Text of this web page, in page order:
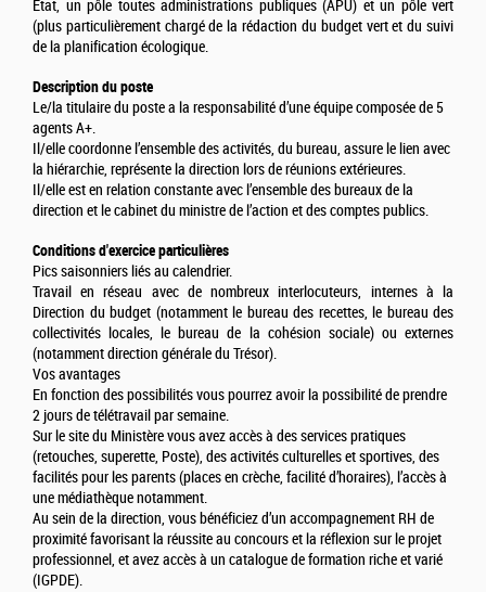
État, un pôle toutes administrations publiques (APU) et un pôle vert
(plus particulièrement chargé de la rédaction du budget vert et du suivi
de la planification écologique.
Description du poste
Le/la titulaire du poste a la responsabilité d’une équipe composée de 5
agents A+.
Il/elle coordonne l’ensemble des activités, du bureau, assure le lien avec
la hiérarchie, représente la direction lors de réunions extérieures.
Il/elle est en relation constante avec l’ensemble des bureaux de la
direction et le cabinet du ministre de l’action et des comptes publics.
Conditions d'exercice particulières
Pics saisonniers liés au calendrier.
Travail en réseau avec de nombreux interlocuteurs, internes à la
Direction du budget (notamment le bureau des recettes, le bureau des
collectivités locales, le bureau de la cohésion sociale) ou externes
(notamment direction générale du Trésor).
Vos avantages
En fonction des possibilités vous pourrez avoir la possibilité de prendre
2 jours de télétravail par semaine.
Sur le site du Ministère vous avez accès à des services pratiques
(retouches, superette, Poste), des activités culturelles et sportives, des
facilités pour les parents (places en crèche, facilité d’horaires), l’accès à
une médiathèque notamment.
Au sein de la direction, vous bénéficiez d’un accompagnement RH de
proximité favorisant la réussite au concours et la réflexion sur le projet
professionnel, et avez accès à un catalogue de formation riche et varié
(IGPDE).